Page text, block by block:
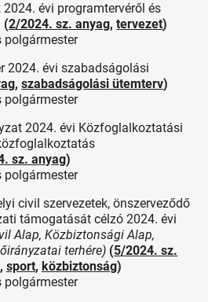
évi programtervéről és
(2/2024. sz. anyag,tervezet)
polgármester
2024. évi szabadságolási
,szabadságolási ütemterv)
polgármester
2024. évi Közfoglalkoztatási
sz. anyag)
polgármester
civil szervezetek, önszerveződő
támogatását célzó 2024. évi
Alap, Közbiztonsági Alap,
terhére) (5/2024. sz.
,sport, közbiztonság)
polgármester